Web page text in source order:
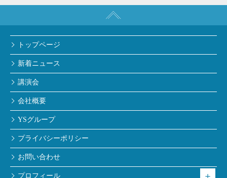
トップページ
新着ニュース
講演会
会社概要
YSグループ
プライバシーポリシー
お問い合わせ
プロフィール